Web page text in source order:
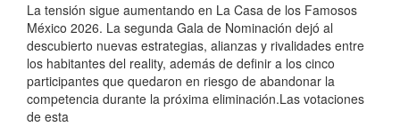
La tensión sigue aumentando en La Casa de los Famosos
México 2026. La segunda Gala de Nominación dejó al
descubierto nuevas estrategias, alianzas y rivalidades entre
los habitantes del reality, además de definir a los cinco
participantes que quedaron en riesgo de abandonar la
competencia durante la próxima eliminación.Las votaciones
de esta